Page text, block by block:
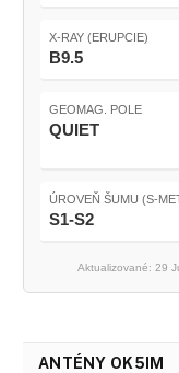
X-RAY (ERUPCIE)
B9.5
GEOMAG. POLE
QUIET
ÚROVEŇ ŠUMU (S-
S1-S2
Aktualizované: 29
ANTÉNY OK5IM